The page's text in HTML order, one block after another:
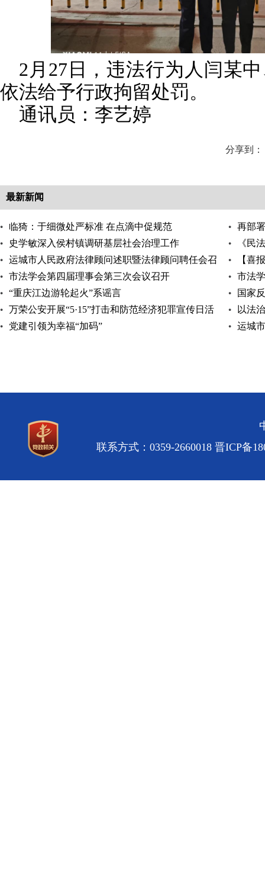
2月27日，违法行为人闫某
依法给予行政拘留处罚。
通讯员：李艺婷
分享到：
最新新闻
临猗：于细微处严标准 在点滴中促规范
再部
走实
史学敏深入侯村镇调研基层社会治理工作
《民
运城市人民政府法律顾问述职暨法律顾问聘任会召
开
【喜
公益诉
市法学会第四届理事会第三次会议召开
市法
“重庆江边游轮起火”系谣言
国家
万荣公安开展“5·15”打击和防范经济犯罪宣传日活
动
以法
党建引领为幸福“加码”
运城
联系方式：0359-2660018 晋ICP备